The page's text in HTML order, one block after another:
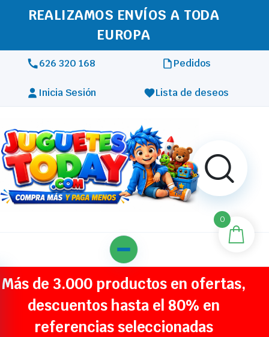
REALIZAMOS ENVÍOS A TODA
EUROPA
626 320 168 Pedidos
Inicia Sesión Lista de deseos
Más de 3.000 productos en ofertas,
descuentos hasta el 80% en
referencias seleccionadas
0